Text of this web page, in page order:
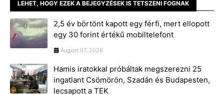
LEHET, HOGY EZEK A BEJEGYZÉSEK IS TETSZENI FOGNAK
2,5 év börtönt kapott egy férfi, mert ellopott
egy 30 forint értékű mobiltelefont
August 07, 2026
Hamis iratokkal próbáltak megszerezni 25
ingatlant Csömörön, Szadán és Budapesten,
lecsapott a TEK